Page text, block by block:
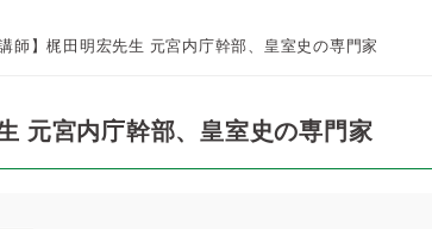
講師】梶田明宏先生 元宮内庁幹部、皇室史の専門家
元宮内庁幹部、皇室史の専門家